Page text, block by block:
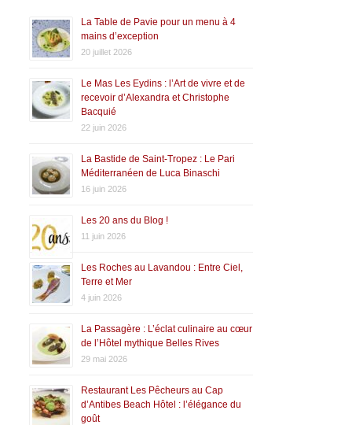
La Table de Pavie pour un menu à 4
mains d’exception
20 juillet 2026
Le Mas Les Eydins : l’Art de vivre et de
recevoir d’Alexandra et Christophe
Bacquié
22 juin 2026
La Bastide de Saint-Tropez : Le Pari
Méditerranéen de Luca Binaschi
16 juin 2026
Les 20 ans du Blog !
11 juin 2026
Les Roches au Lavandou : Entre Ciel,
Terre et Mer
4 juin 2026
La Passagère : L’éclat culinaire au cœur
de l’Hôtel mythique Belles Rives
29 mai 2026
Restaurant Les Pêcheurs au Cap
d’Antibes Beach Hôtel : l’élégance du
goût